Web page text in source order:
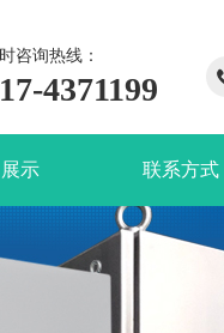
咨询热线：
4371199
示 联系方式